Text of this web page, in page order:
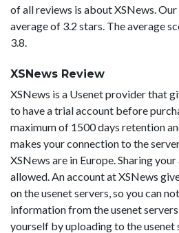
of all reviews is about XSNews.
average of 3.2 stars. The average
3.8.
XSNews Review
XSNews is a Usenet provider that
to have a trial account before
maximum of 1500 days retention
makes your connection to the
XSNews are in Europe. Sharing
allowed. An account at XSNews
on the usenet servers, so you can
information from the usenet
yourself by uploading to the usenet